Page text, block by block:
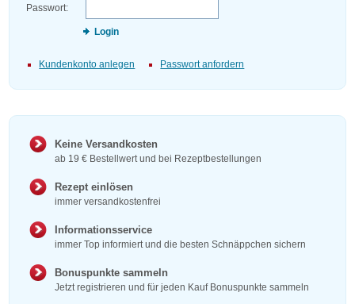
Passwort:
Login
Kundenkonto anlegen Passwort anfordern
Keine Versandkosten
ab 19 € Bestellwert und bei Rezeptbestellungen
Rezept einlösen
immer versandkostenfrei
Informationsservice
immer Top informiert und die besten Schnäppchen sichern
Bonuspunkte sammeln
Jetzt registrieren und für jeden Kauf Bonuspunkte sammeln